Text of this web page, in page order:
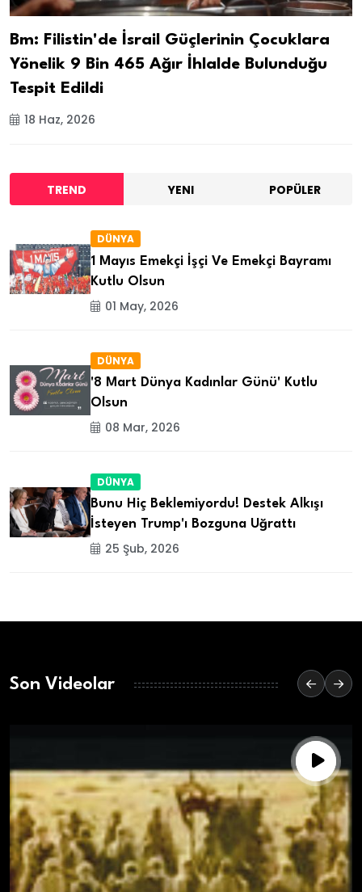
Bm: Filistin'de İsrail Güçlerinin Çocuklara
Yönelik 9 Bin 465 Ağır İhlalde Bulunduğu
Tespit Edildi
18 Haz, 2026
TREND YENI POPÜLER
DÜNYA
1 Mayıs Emekçi İşçi Ve Emekçi Bayramı
Kutlu Olsun
01 May, 2026
DÜNYA
'8 Mart Dünya Kadınlar Günü' Kutlu
Olsun
08 Mar, 2026
DÜNYA
Bunu Hiç Beklemiyordu! Destek Alkışı
İsteyen Trump'ı Bozguna Uğrattı
25 Şub, 2026
Son Videolar